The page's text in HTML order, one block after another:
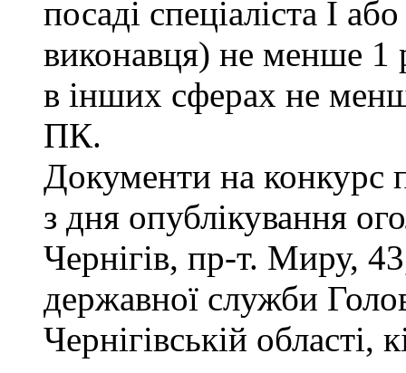
посаді спеціаліста І
виконавця) не менше 1
в інших сферах не
ПК.
Документи на конкурс
з дня опублікування
Чернігів, пр-т. Миру,
державної служби
Чернігівській